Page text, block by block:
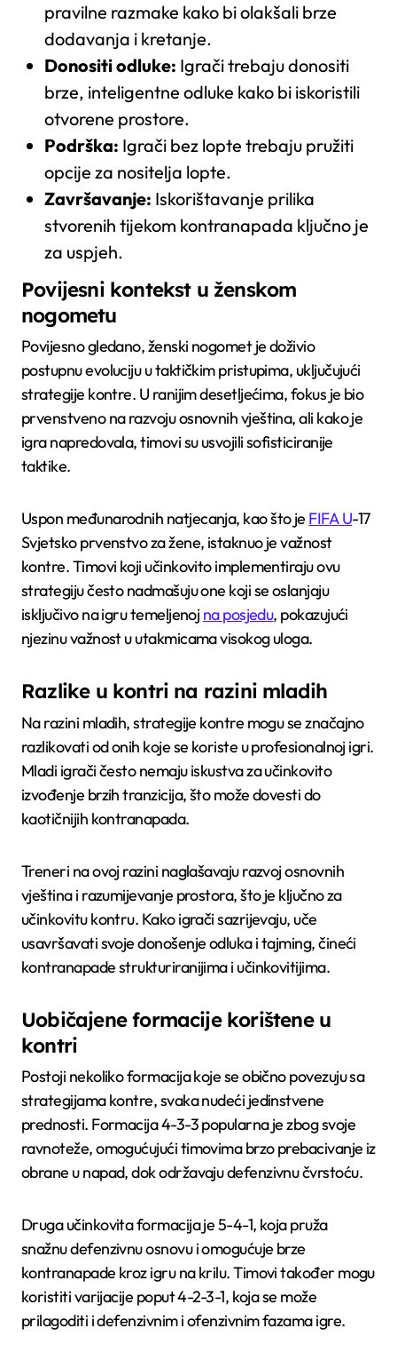
pravilne razmake kako bi olakšali brze
dodavanja i kretanje.
Donositi odluke: Igrači trebaju donositi
brze, inteligentne odluke kako bi iskoristili
otvorene prostore.
Podrška: Igrači bez lopte trebaju pružiti
opcije za nositelja lopte.
Završavanje: Iskorištavanje prilika
stvorenih tijekom kontranapada ključno je
za uspjeh.
Povijesni kontekst u ženskom
nogometu
Povijesno gledano, ženski nogomet je doživio
postupnu evoluciju u taktičkim pristupima, uključujući
strategije kontre. U ranijim desetljećima, fokus je bio
prvenstveno na razvoju osnovnih vještina, ali kako je
igra napredovala, timovi su usvojili sofisticiranije
taktike.
Uspon međunarodnih natjecanja, kao što je FIFA U-17
Svjetsko prvenstvo za žene, istaknuo je važnost
kontre. Timovi koji učinkovito implementiraju ovu
strategiju često nadmašuju one koji se oslanjaju
isključivo na igru temeljenojna posjedu, pokazujući
njezinu važnost u utakmicama visokog uloga.
Razlike u kontri na razini mladih
Na razini mladih, strategije kontre mogu se značajno
razlikovati od onih koje se koriste u profesionalnoj igri.
Mladi igrači često nemaju iskustva za učinkovito
izvođenje brzih tranzicija, što može dovesti do
kaotičnijih kontranapada.
Treneri na ovoj razini naglašavaju razvoj osnovnih
vještina i razumijevanje prostora, što je ključno za
učinkovitu kontru. Kako igrači sazrijevaju, uče
usavršavati svoje donošenje odluka i tajming, čineći
kontranapade strukturiranijima i učinkovitijima.
Uobičajene formacije korištene u
kontri
Postoji nekoliko formacija koje se obično povezuju sa
strategijama kontre, svaka nudeći jedinstvene
prednosti. Formacija 4-3-3 popularna je zbog svoje
ravnoteže, omogućujući timovima brzo prebacivanje iz
obrane u napad, dok održavaju defenzivnu čvrstoću.
Druga učinkovita formacija je 5-4-1, koja pruža
snažnu defenzivnu osnovu i omogućuje brze
kontranapade kroz igru na krilu. Timovi također mogu
koristiti varijacije poput 4-2-3-1, koja se može
prilagoditi i defenzivnim i ofenzivnim fazama igre.